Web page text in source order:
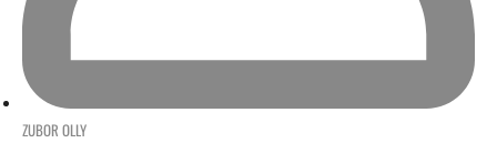
ZUBOR OLLY